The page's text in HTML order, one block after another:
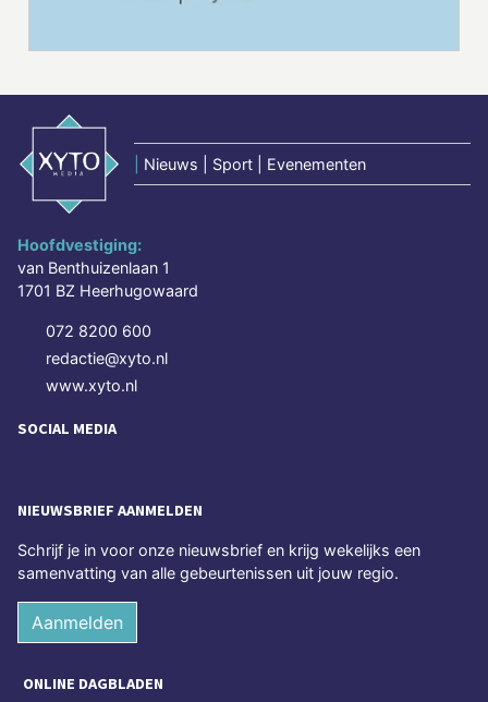
Nieuws | Sport | Evenementen
Hoofdvestiging:
van Benthuizenlaan 1
1701 BZ Heerhugowaard
072 8200 600
redactie@xyto.nl
www.xyto.nl
SOCIAL MEDIA
NIEUWSBRIEF AANMELDEN
Schrijf je in voor onze nieuwsbrief en krijg wekelijks een
samenvatting van alle gebeurtenissen uit jouw regio.
Aanmelden
ONLINE DAGBLADEN